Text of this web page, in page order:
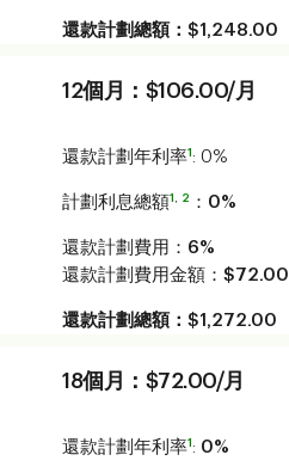
還款計劃總額：$1,248.00
12個月：$106.00/月
還款計劃年利率1 :0%
計劃利息總額1 , 2 ： 0%
還款計劃費用： 6%
還款計劃費用金額：$72.00
還款計劃總額：$1,272.00
18個月：$72.00/月
還款計劃年利率1 : 0%